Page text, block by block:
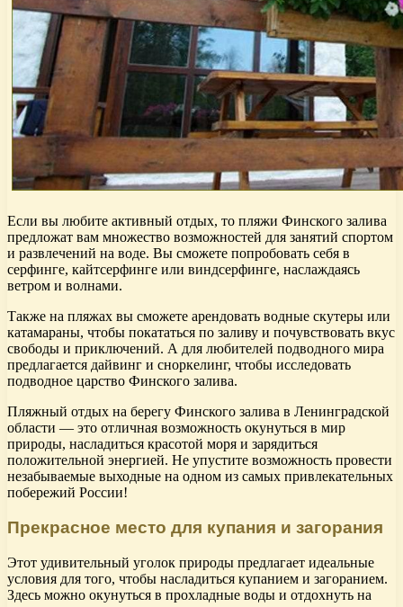
Если вы любите активный отдых, то пляжи Финского залива
предложат вам множество возможностей для занятий спортом
и развлечений на воде. Вы сможете попробовать себя в
серфинге, кайтсерфинге или виндсерфинге, наслаждаясь
ветром и волнами.
Также на пляжах вы сможете арендовать водные скутеры или
катамараны, чтобы покататься по заливу и почувствовать вкус
свободы и приключений. А для любителей подводного мира
предлагается дайвинг и сноркелинг, чтобы исследовать
подводное царство Финского залива.
Пляжный отдых на берегу Финского залива в Ленинградской
области — это отличная возможность окунуться в мир
природы, насладиться красотой моря и зарядиться
положительной энергией. Не упустите возможность провести
незабываемые выходные на одном из самых привлекательных
побережий России!
Прекрасное место для купания и загорания
Этот удивительный уголок природы предлагает идеальные
условия для того, чтобы насладиться купанием и загоранием.
Здесь можно окунуться в прохладные воды и отдохнуть на